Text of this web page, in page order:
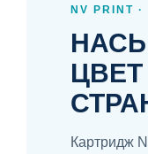
NV PRINT
Картридж